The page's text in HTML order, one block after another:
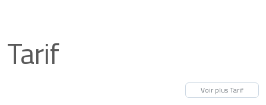
Tarif
Voir plus Tarif